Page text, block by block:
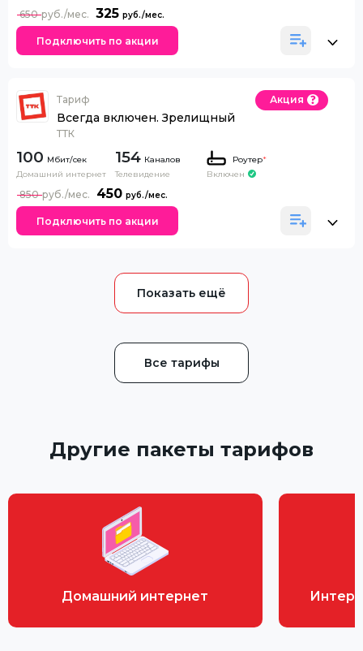
325
650
Подключить по акции
Тариф
Всегда включен. Зрелищный
ТТК
Акция
100
Домашний интернет
154 Каналов
Телевидение
Роутер*
Включен
450
850
Подключить по акции
Все тарифы
Другие пакеты тарифов
Домашний интернет